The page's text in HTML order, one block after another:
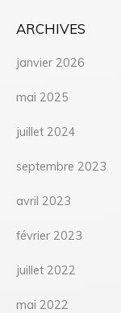
ARCHIVES
janvier 2026
mai 2025
juillet 2024
septembre 2023
avril 2023
février 2023
juillet 2022
mai 2022